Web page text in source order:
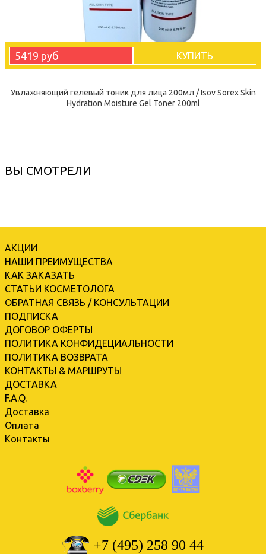
5419 руб КУПИТЬ
Увлажняющий гелевый тоник для лица 200мл / Isov Sorex Skin
Hydration Moisture Gel Toner 200ml
ВЫ СМОТРЕЛИ
АКЦИИ
НАШИ ПРЕИМУЩЕСТВА
КАК ЗАКАЗАТЬ
СТАТЬИ КОСМЕТОЛОГА
ОБРАТНАЯ СВЯЗЬ / КОНСУЛЬТАЦИИ
ПОДПИСКА
ДОГОВОР ОФЕРТЫ
ПОЛИТИКА КОНФИДЕЦИАЛЬНОСТИ
ПОЛИТИКА ВОЗВРАТА
КОНТАКТЫ & МАРШРУТЫ
ДОСТАВКА
F.A.Q.
Доставка
Оплата
Контакты
+7 (495) 258 90 44